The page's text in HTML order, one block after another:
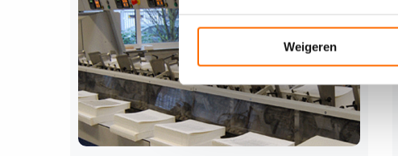
Weigeren